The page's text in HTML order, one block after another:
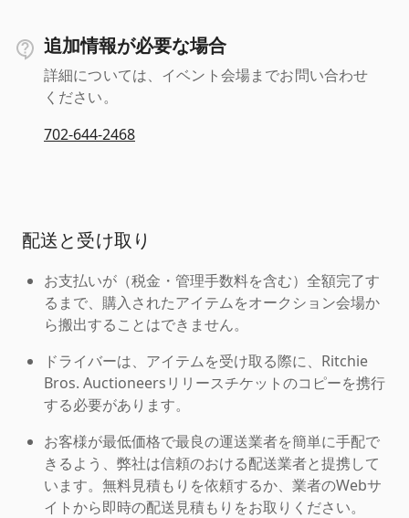
追加情報が必要な場合
詳細については、イベント会場までお問い合わせ
ください。
702-644-2468
配送と受け取り
お支払いが（税金・管理手数料を含む）全額完了す
るまで、購入されたアイテムをオークション会場か
ら搬出することはできません。
ドライバーは、アイテムを受け取る際に、Ritchie
Bros. Auctioneersリリースチケットのコピーを携行
する必要があります。
お客様が最低価格で最良の運送業者を簡単に手配で
きるよう、弊社は信頼のおける配送業者と提携して
います。無料見積もりを依頼するか、業者のWebサ
イトから即時の配送見積もりをお取りください。